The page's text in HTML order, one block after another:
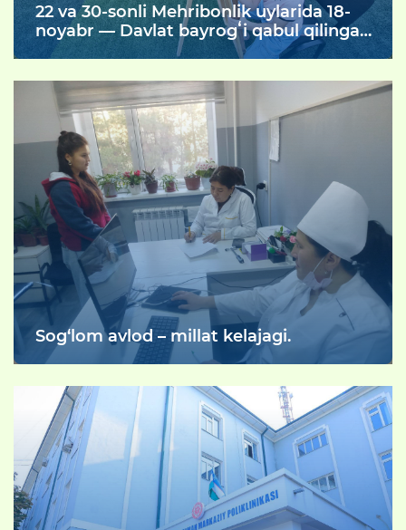
22 va 30-sonli Mehribonlik uylarida 18-
noyabr — Davlat bayrogʻi qabul qilingan
kun munosabati bilan bir qator maʼnaviy
Sog‘lom avlod – millat kelajagi.